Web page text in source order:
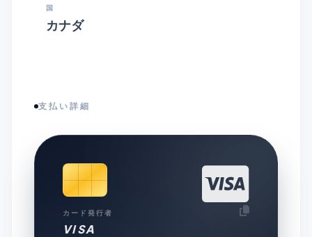
国
カナダ
支払い詳細
カード発行者
VISA